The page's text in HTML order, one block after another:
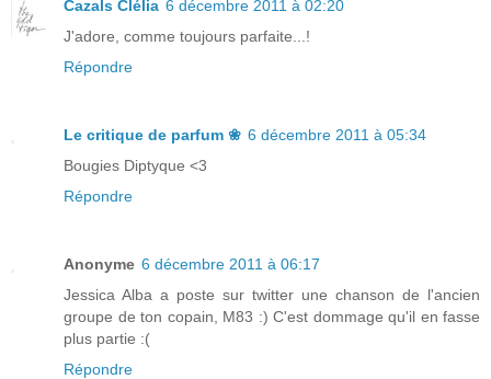
Cazals Clélia 6 décembre 2011 à 02:20
J'adore, comme toujours parfaite...!
Répondre
Le critique de parfum ❀ 6 décembre 2011 à 05:34
Bougies Diptyque <3
Répondre
Anonyme 6 décembre 2011 à 06:17
Jessica Alba a poste sur twitter une chanson de l'ancien
groupe de ton copain, M83 :) C'est dommage qu'il en fasse
plus partie :(
Répondre